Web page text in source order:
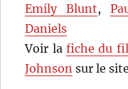
Emily Blunt,
Daniels
Voir lafiche du
Johnson sur le